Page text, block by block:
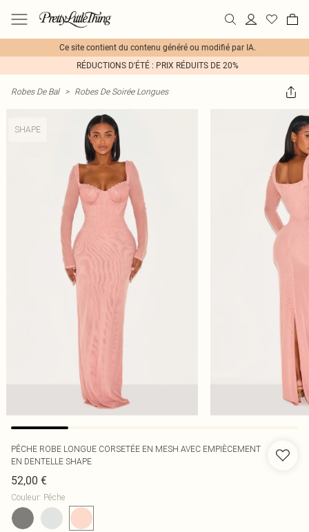
Ce site contient du contenu généré ou modifié par IA.
RÉDUCTIONS D'ÉTÉ : PRIX RÉDUITS DE 20%
Robes De Bal > Robes De Soirée Longues
SHAPE
PÊCHE ROBE LONGUE CORSETÉE EN MESH AVEC EMPIÈCEMENT
EN DENTELLE SHAPE
52,00 €
Couleur: Pêche